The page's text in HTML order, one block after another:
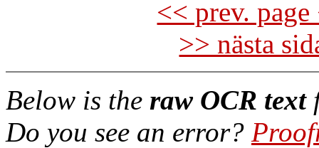
<< prev.
>> nästa
Below is the raw OCR text
Do you see an error?